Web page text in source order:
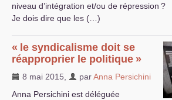
niveau d’intégration et/ou de répression ?
Je dois dire que les (…)
« le syndicalisme doit se
réapproprier le politique »
8 mai 2015 parAnna Persichini
Anna Persichini est déléguée